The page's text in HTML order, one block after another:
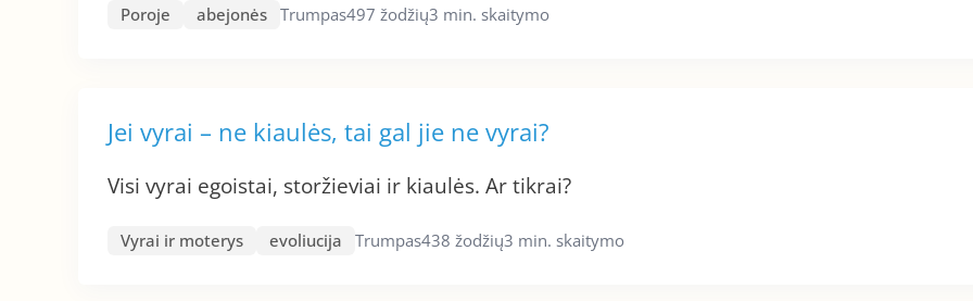
Poroje abejonės Trumpas497 žodžių3 min. skaitymo
Jei vyrai – ne kiaulės, tai gal jie ne vyrai?
Visi vyrai egoistai, storžieviai ir kiaulės. Ar tikrai?
Vyrai ir moterys evoliucija Trumpas438 žodžių3 min. skaitymo